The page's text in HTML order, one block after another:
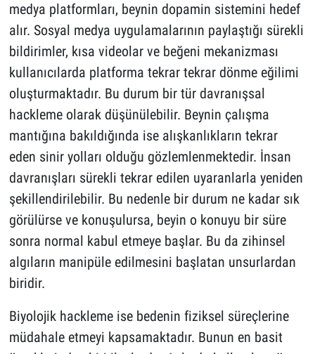
medya platformları, beynin dopamin sistemini hedef
alır. Sosyal medya uygulamalarının paylaştığı sürekli
bildirimler, kısa videolar ve beğeni mekanizması
kullanıcılarda platforma tekrar tekrar dönme eğilimi
oluşturmaktadır. Bu durum bir tür davranışsal
hackleme olarak düşünülebilir. Beynin çalışma
mantığına bakıldığında ise alışkanlıkların tekrar
eden sinir yolları olduğu gözlemlenmektedir. İnsan
davranışları sürekli tekrar edilen uyaranlarla yeniden
şekillendirilebilir. Bu nedenle bir durum ne kadar sık
görülürse ve konuşulursa, beyin o konuyu bir süre
sonra normal kabul etmeye başlar. Bu da zihinsel
algıların manipüle edilmesini başlatan unsurlardan
biridir.
Biyolojik hackleme ise bedenin fiziksel süreçlerine
müdahale etmeyi kapsamaktadır. Bunun en basit